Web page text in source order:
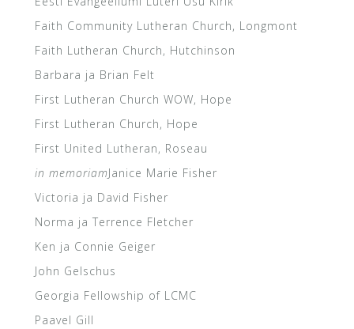
Faith Community Lutheran Church, Longmont
Faith Lutheran Church, Hutchinson
Barbara ja Brian Felt
First Lutheran Church WOW, Hope
First Lutheran Church, Hope
First United Lutheran, Roseau
in memoriamJanice Marie Fisher
Victoria ja David Fisher
Norma ja Terrence Fletcher
Ken ja Connie Geiger
John Gelschus
Georgia Fellowship of LCMC
Paavel Gill